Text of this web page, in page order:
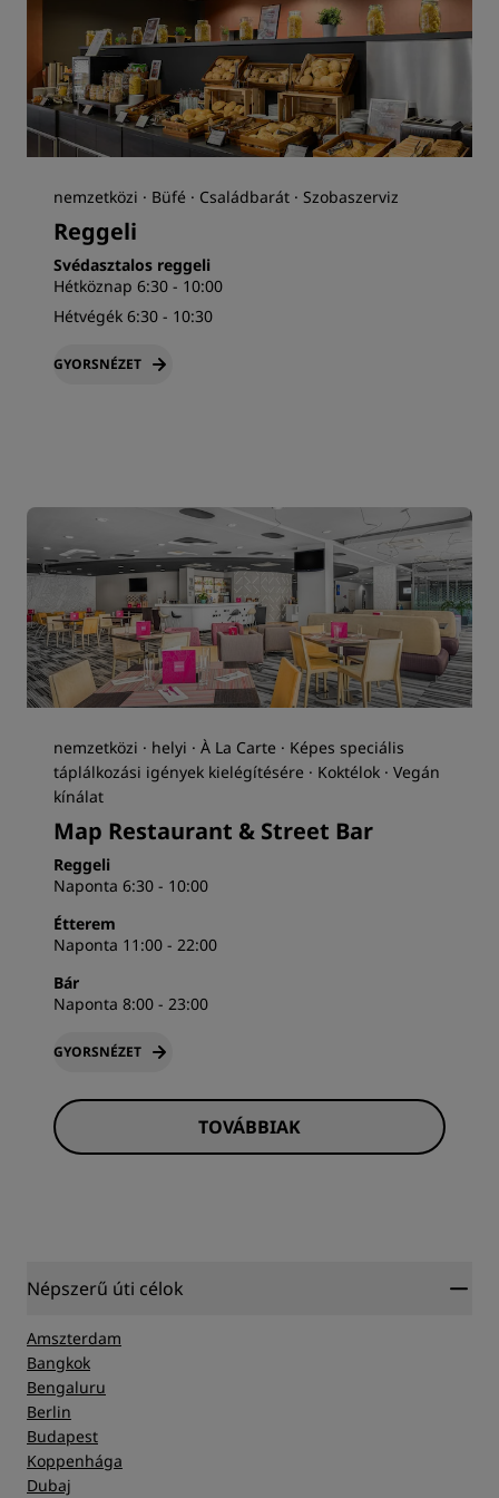
nemzetközi · Büfé · Családbarát · Szobaszerviz
Reggeli
Svédasztalos reggeli
Hétköznap 6:30 - 10:00
Hétvégék 6:30 - 10:30
GYORSNÉZET
nemzetközi · helyi · À La Carte · Képes speciális
táplálkozási igények kielégítésére · Koktélok · Vegán
kínálat
Map Restaurant & Street Bar
Reggeli
Naponta 6:30 - 10:00
Étterem
Naponta 11:00 - 22:00
Bár
Naponta 8:00 - 23:00
GYORSNÉZET
TOVÁBBIAK
Népszerű úti célok
Amszterdam
Bangkok
Bengaluru
Berlin
Budapest
Koppenhága
Dubaj